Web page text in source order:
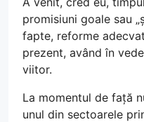
promisiuni goale sau
fapte, reforme
prezent, având în
viitor.
La momentul de față
unul din sectoarele